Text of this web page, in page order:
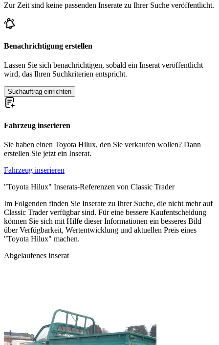
Zur Zeit sind keine passenden Inserate zu Ihrer Suche veröffentlicht.
Benachrichtigung erstellen
Lassen Sie sich benachrichtigen, sobald ein Inserat veröffentlicht
wird, das Ihren Suchkriterien entspricht.
Suchauftrag einrichten
Fahrzeug inserieren
Sie haben einen Toyota Hilux, den Sie verkaufen wollen? Dann
erstellen Sie jetzt ein Inserat.
Fahrzeug inserieren
"Toyota Hilux" Inserats-Referenzen von Classic Trader
Im Folgenden finden Sie Inserate zu Ihrer Suche, die nicht mehr auf
Classic Trader verfügbar sind. Für eine bessere Kaufentscheidung
können Sie sich mit Hilfe dieser Informationen ein besseres Bild
über Verfügbarkeit, Wertentwicklung und aktuellen Preis eines
"Toyota Hilux" machen.
Abgelaufenes Inserat